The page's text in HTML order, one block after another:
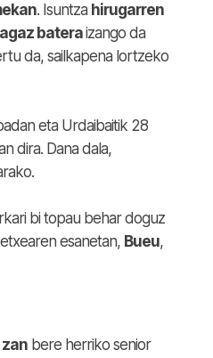
. Isuntza hirugarren
bateraizango da
da, sailkapena lortzeko
eta Urdaibaitik 28
dira. Dana dala,
bi topau behar doguz
esanetan, Bueu,
bere herriko senior